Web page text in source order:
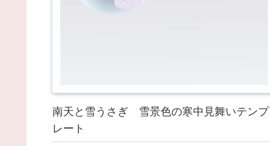
南天と雪うさぎ 雪景色の寒中見舞いテンプ
レート